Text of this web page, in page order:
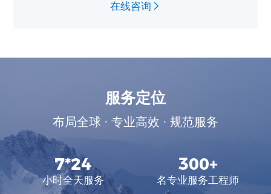
在线咨询
服务定位
布局全球 · 专业高效 · 规范服务
7*24
小时全天服务
300+
名专业服务工程师